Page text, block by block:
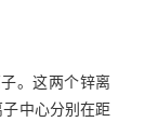
。这两个锌离
中心分别在距